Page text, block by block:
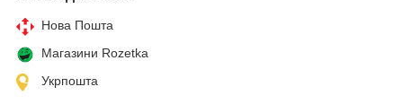
Нова Пошта
Магазини Rozetka
Укрпошта